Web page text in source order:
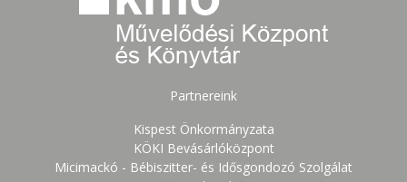
Partnereink
Kispest Önkormányzata
KÖKI Bevásárlóközpont
Micimackó - Bébiszitter- és Idősgondozó Szolgálat